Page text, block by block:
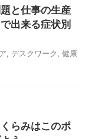
と仕事の生産
出来る症状別
デスクワーク
健康
らみはこのポ